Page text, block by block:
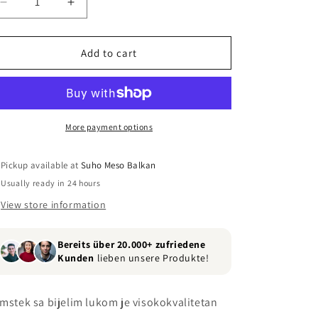
Decrease
quantity
for
sa
Increase
quantity
for
Ramstek
sa
lukom
Add to cart
More payment options
Pickup available atSuho Meso Balkan
Usually ready in 24 hours
View store information
Bereits über 20.000+ zufriedene
Kunden lieben unsere Produkte!
sa bijelim lukom je visokokvalitetan